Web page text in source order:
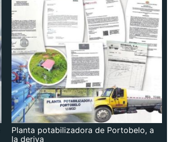
Planta potabilizadora de Portobelo, a
la deriva